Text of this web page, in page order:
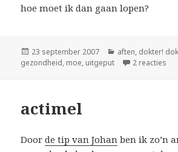
hoe moet ik dan gaan lopen?
Geplaatst
op
23 september 2007 Categorieën
aften, dokter!
gezondheid, moe, uitgeput 2 reacties
actimel
Doorde tip van Johan ben ik zo’n